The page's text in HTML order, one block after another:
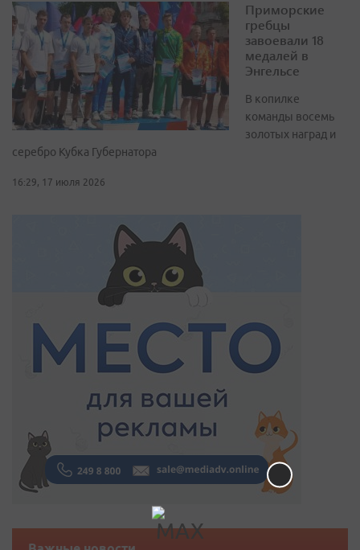
Приморские
гребцы
завоевали 18
медалей в
Энгельсе
В копилке
команды восемь
золотых наград и
серебро Кубка Губернатора
16:29, 17 июля 2026